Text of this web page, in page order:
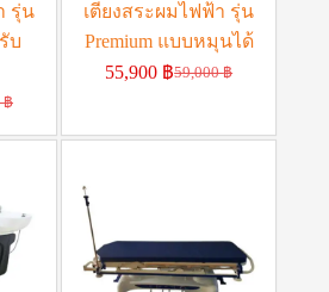
รุ่น
บ
฿
เตียงสระผมไฟฟ้า รุ่น
Premium แบบหมุนได้
59,000฿
55,900 ฿